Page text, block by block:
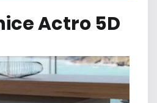
Actro 5D